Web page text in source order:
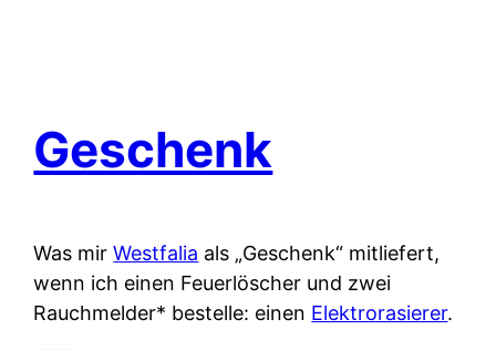
Geschenk
Was mirWestfalia als „Geschenk“ mitliefert,
wenn ich einen Feuerlöscher und zwei
Rauchmelder* bestelle: einen Elektrorasierer.